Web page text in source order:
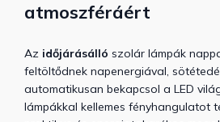
atmoszféráért
Az időjárásálló szolár lámpák
feltöltődnek napenergiával,
automatikusan bekapcsol a LED
lámpákkal kellemes fényhangulatot